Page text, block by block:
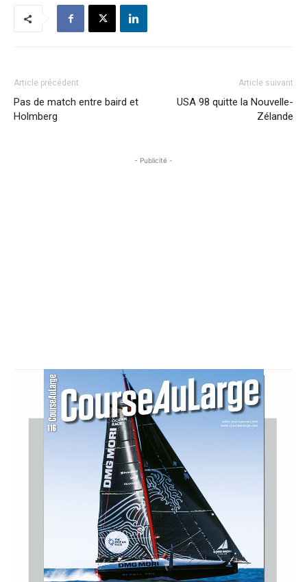
Article précédent
Pas de match entre baird et
Holmberg
Article suivant
USA 98 quitte la Nouvelle-
Zélande
- Publicité -